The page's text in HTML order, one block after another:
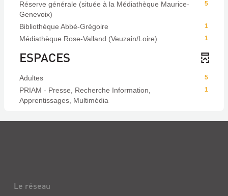
5
Réserve générale (située à la Médiathèque Maurice-
Genevoix)
1
Bibliothèque Abbé-Grégoire
1
Médiathèque Rose-Valland (Veuzain/Loire)
ESPACES
5
Adultes
1
PRIAM - Presse, Recherche Information,
Apprentissages, Multimédia
Le réseau